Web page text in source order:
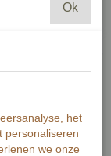
papier.
Ok
het
personaliseren
we onze